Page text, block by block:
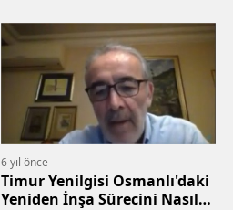
6 yıl önce
Timur Yenilgisi Osmanlı'daki
Yeniden İnşa Sürecini Nasıl